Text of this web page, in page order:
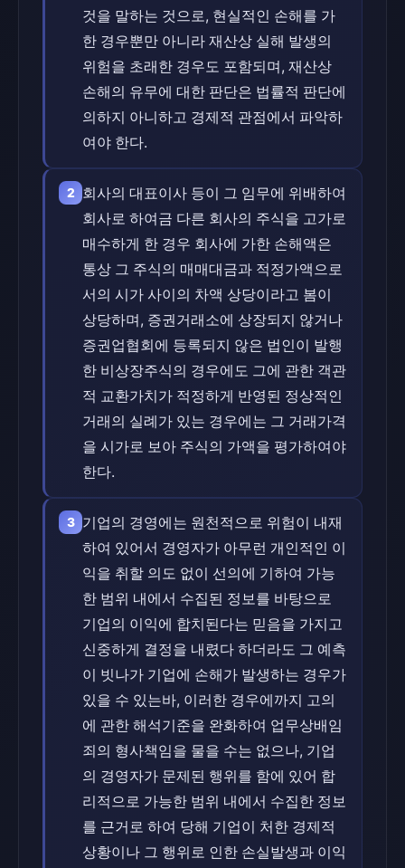
것을 말하는 것으로, 현실적인 손해를 가
한 경우뿐만 아니라 재산상 실해 발생의
위험을 초래한 경우도 포함되며, 재산상
손해의 유무에 대한 판단은 법률적 판단에
의하지 아니하고 경제적 관점에서 파악하
여야 한다.
2
회사의 대표이사 등이 그 임무에 위배하여
회사로 하여금 다른 회사의 주식을 고가로
매수하게 한 경우 회사에 가한 손해액은
통상 그 주식의 매매대금과 적정가액으로
서의 시가 사이의 차액 상당이라고 봄이
상당하며, 증권거래소에 상장되지 않거나
증권업협회에 등록되지 않은 법인이 발행
한 비상장주식의 경우에도 그에 관한 객관
적 교환가치가 적정하게 반영된 정상적인
거래의 실례가 있는 경우에는 그 거래가격
을 시가로 보아 주식의 가액을 평가하여야
한다.
3 기업의 경영에는 원천적으로 위험이 내재
하여 있어서 경영자가 아무런 개인적인 이
익을 취할 의도 없이 선의에 기하여 가능
한 범위 내에서 수집된 정보를 바탕으로
기업의 이익에 합치된다는 믿음을 가지고
신중하게 결정을 내렸다 하더라도 그 예측
이 빗나가 기업에 손해가 발생하는 경우가
있을 수 있는바, 이러한 경우에까지 고의
에 관한 해석기준을 완화하여 업무상배임
죄의 형사책임을 물을 수는 없으나, 기업
의 경영자가 문제된 행위를 함에 있어 합
리적으로 가능한 범위 내에서 수집한 정보
를 근거로 하여 당해 기업이 처한 경제적
상황이나 그 행위로 인한 손실발생과 이익